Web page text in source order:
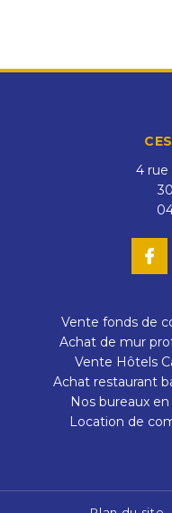
4 rue
Vente fonds de
Achat de mur
Vente Hôtels
Achat restaurant
Nos bureaux
Location de